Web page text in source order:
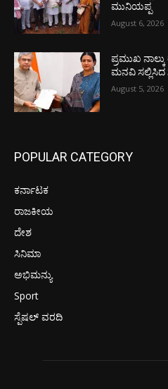
ಮುನಿಯಪ್ಪ
August 6, 2026
ಪ್ರಮುಖ
ಮನವಿ ಸಲ್ಲಿಸಿದ
August 5, 2026
POPULAR CATEGORY
ಕರ್ನಾಟಕ
ರಾಜಕೀಯ
ದೇಶ
ಸಿನಿಮಾ
ಅಭಿಮನ್ಯು
Sport
ಸ್ಪೆಷಲ್ ವರದಿ